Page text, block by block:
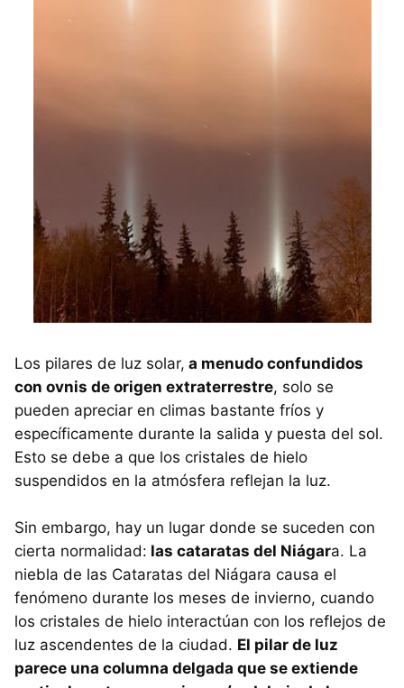
Los pilares de luz solar, a menudo confundidos
con ovnis de origen extraterrestre, solo se
pueden apreciar en climas bastante fríos y
específicamente durante la salida y puesta del sol.
Esto se debe a que los cristales de hielo
suspendidos en la atmósfera reflejan la luz.
Sin embargo, hay un lugar donde se suceden con
cierta normalidad: las cataratas del Niágara. La
niebla de las Cataratas del Niágara causa el
fenómeno durante los meses de invierno, cuando
los cristales de hielo interactúan con los reflejos de
luz ascendentes de la ciudad. El pilar de luz
parece una columna delgada que se extiende